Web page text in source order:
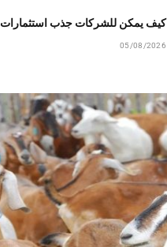
كيف يمكن للشركات جذب استثمارات
05/08/2026